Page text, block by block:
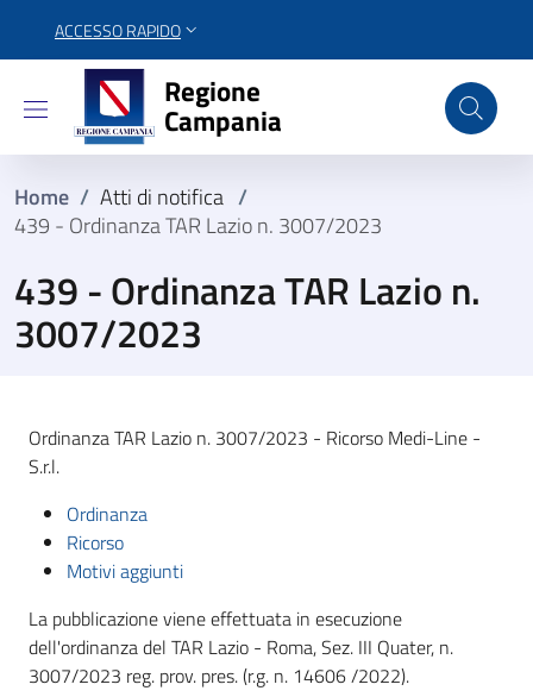
ACCESSO RAPIDO
Regione Campania
Regione
Campania
Home / Atti di notifica /
439 - Ordinanza TAR Lazio n. 3007/2023
439 - Ordinanza TAR Lazio n.
3007/2023
Ordinanza TAR Lazio n. 3007/2023 - Ricorso Medi-Line -
S.r.l.
Ordinanza
Ricorso
Motivi aggiunti
La pubblicazione viene effettuata in esecuzione
dell'ordinanza del TAR Lazio - Roma, Sez. III Quater, n.
3007/2023 reg. prov. pres. (r.g. n. 14606 /2022).